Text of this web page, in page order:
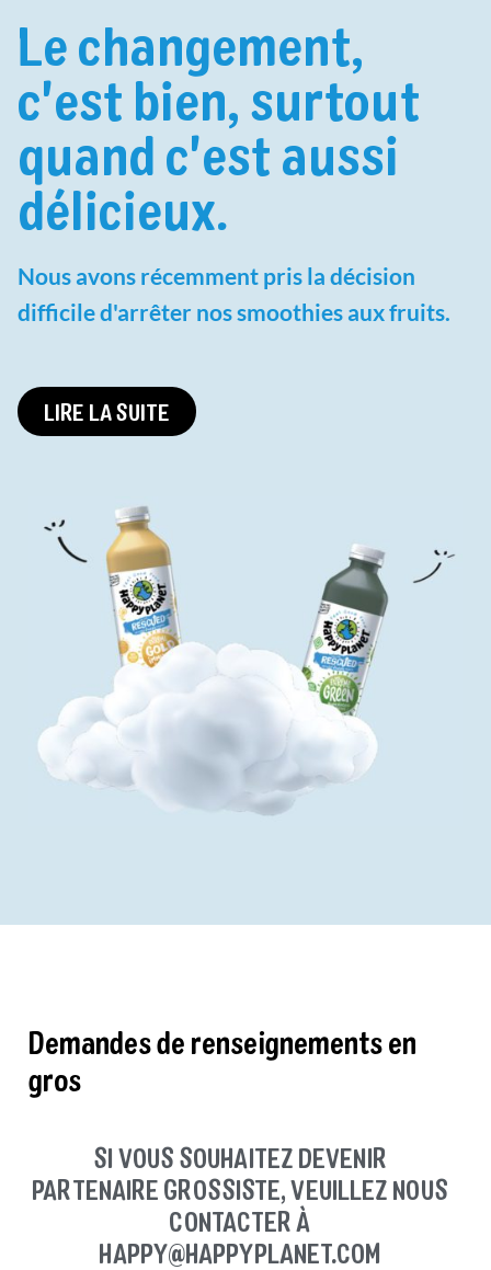
Le changement,
c'est bien, surtout
quand c'est aussi
délicieux.
Nous avons récemment pris la décision
difficile d'arrêter nos smoothies aux fruits.
LIRE LA SUITE
Demandes de renseignements en
gros
SI VOUS SOUHAITEZ DEVENIR
PARTENAIRE GROSSISTE, VEUILLEZ NOUS
CONTACTER À
HAPPY@HAPPYPLANET.COM